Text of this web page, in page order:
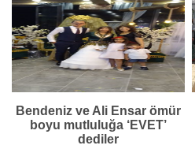
Bendeniz ve Ali Ensar ömür
boyu mutluluğa ‘EVET’
dediler